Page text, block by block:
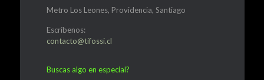
Metro Los Leones, Providencia, Santiago
Escríbenos:
contacto@tifossi.cl
Buscas algo en especial?